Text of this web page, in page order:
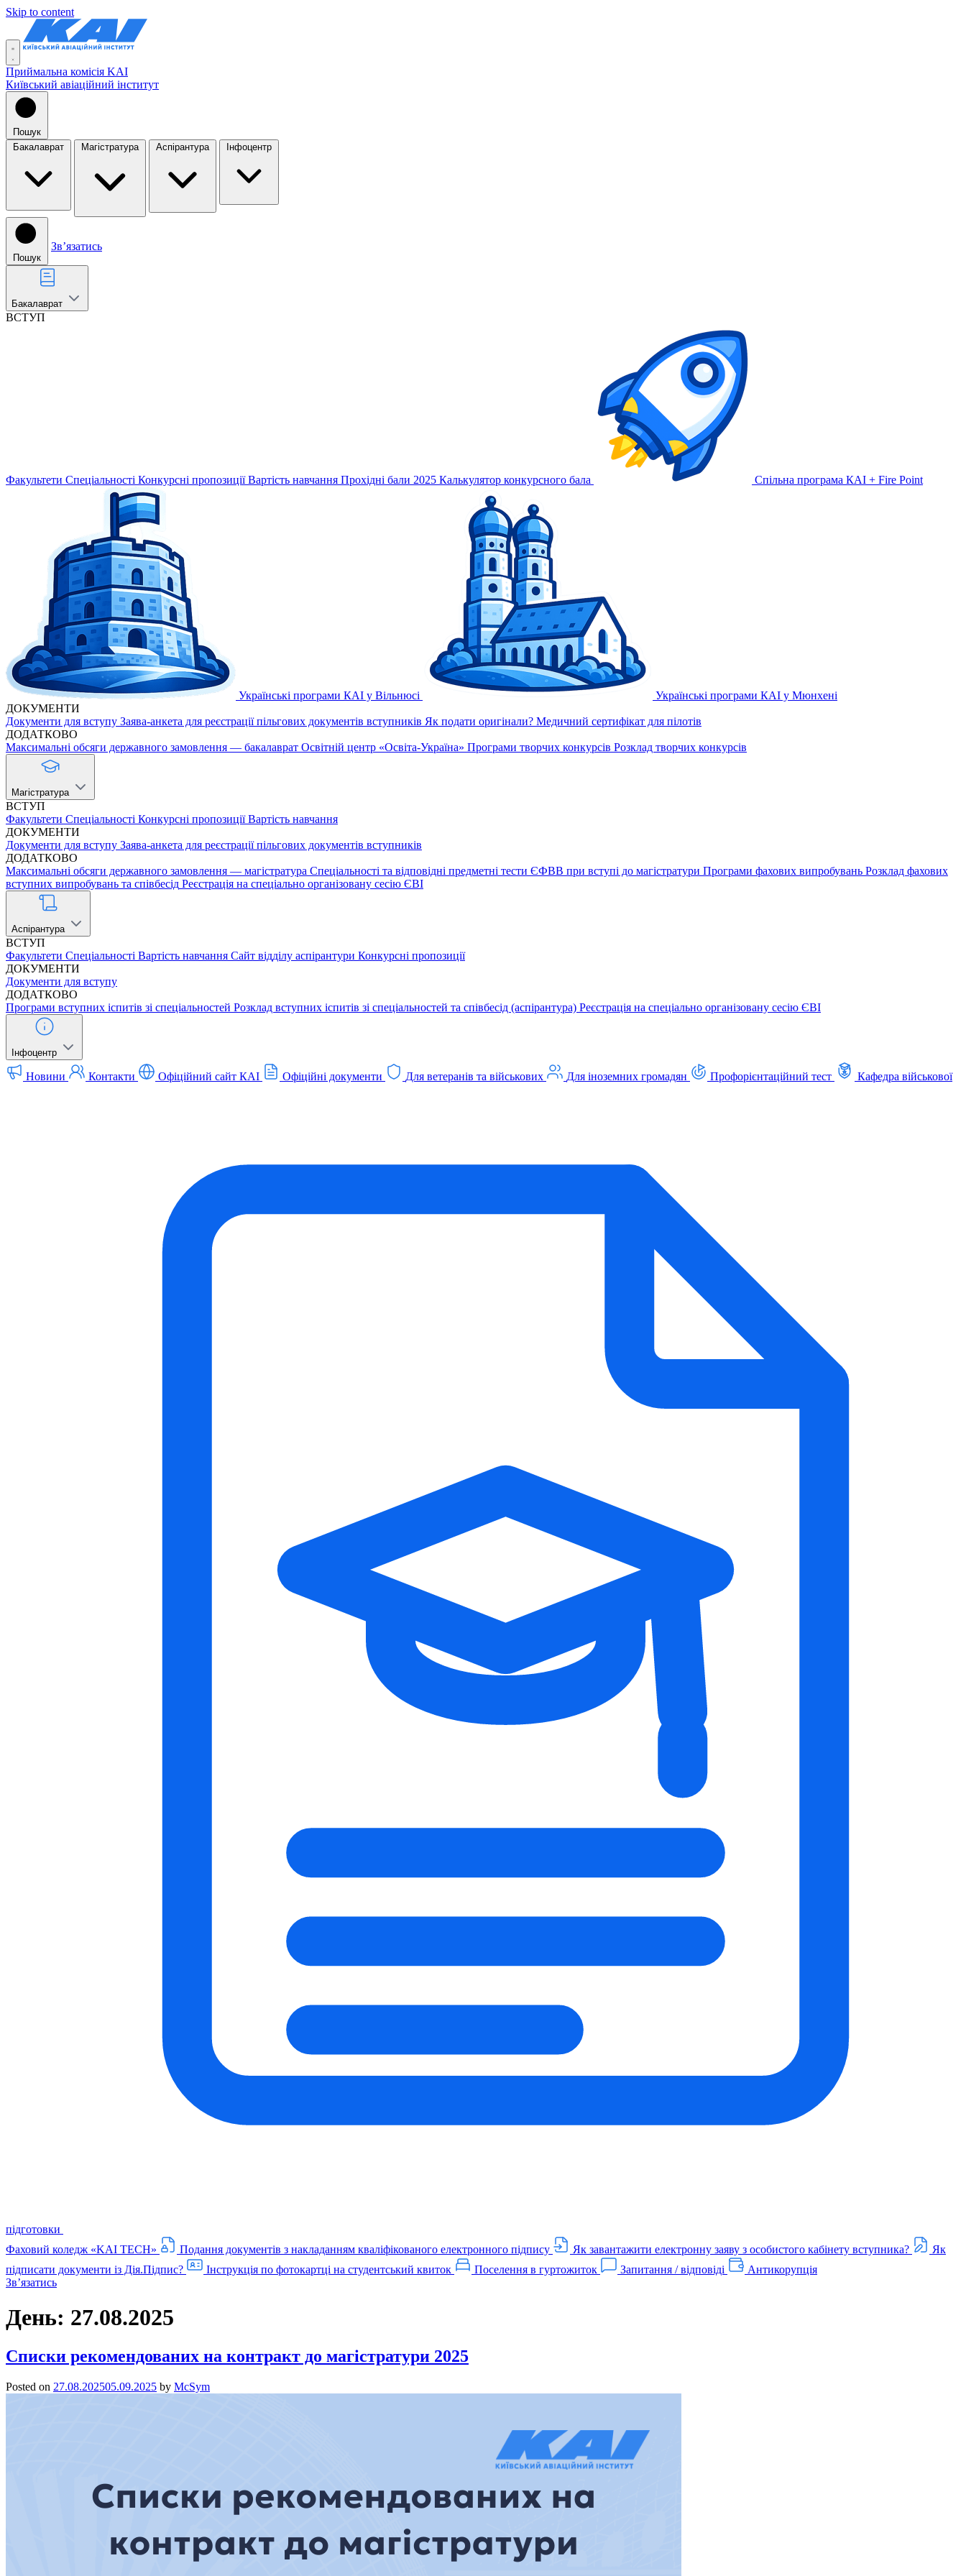
Skip to content
Приймальна комісія KAI
Київський авіаційний інститут
Пошук
Бакалаврат
Магістратура Аспірантура Інфоцентр
Пошук
Звʼязатись
Бакалаврат
ВСТУП
Факультети Спеціальності Конкурсні пропозиції Вартість навчання Прохідні бали 2025 Калькулятор конкурсного бала Спільна програма КАІ + Fire Point
Українські програми КАІ у Вільнюсі
Українські програми КАІ у Мюнхені
ДОКУМЕНТИ
Документи для вступу Заява-анкета для реєстрації пільгових документів вступників Як подати оригінали? Медичний сертифікат для пілотів
ДОДАТКОВО
Максимальні обсяги державного замовлення — бакалаврат Освітній центр «Освіта-Україна» Програми творчих конкурсів Розклад творчих конкурсів
Магістратура
ВСТУП
Факультети Спеціальності Конкурсні пропозиції Вартість навчання
ДОКУМЕНТИ
Документи для вступу Заява-анкета для реєстрації пільгових документів вступників
ДОДАТКОВО
Максимальні обсяги державного замовлення — магістратура Спеціальності та відповідні предметні тести ЄФВВ при вступі до магістратури Програми фахових випробувань Розклад фахових
вступних випробувань та співбесід Реєстрація на спеціально організовану сесію ЄВІ
Аспірантура
ВСТУП
Факультети Спеціальності Вартість навчання Сайт відділу аспірантури Конкурсні пропозиції
ДОКУМЕНТИ
Документи для вступу
ДОДАТКОВО
Програми вступних іспитів зі спеціальностей Розклад вступних іспитів зі спеціальностей та співбесід (аспірантура) Реєстрація на спеціально організовану сесію ЄВІ
Інфоцентр
Новини Контакти Офіційний сайт КАІ Офіційні документи Для ветеранів та військових Для іноземних громадян Профорієнтаційний тест Кафедра військової
підготовки
Фаховий коледж «KAI TECH»
Подання документів з накладанням кваліфікованого електронного підпису Як завантажити електронну заяву з особистого кабінету вступника?
Як
підписати документи із Дія.Підпис?
Інструкція по фотокартці на студентський квиток Поселення в гуртожиток Запитання / відповіді
Антикорупція
Звʼязатись
День: 27.08.2025
Списки рекомендованих на контракт до магістратури 2025
Posted on 27.08.202505.09.2025 by McSym